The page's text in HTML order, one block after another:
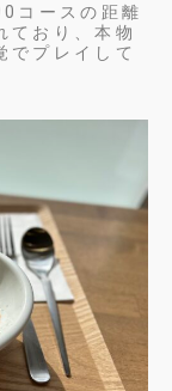
コースの距離
ており、本物
でプレイして